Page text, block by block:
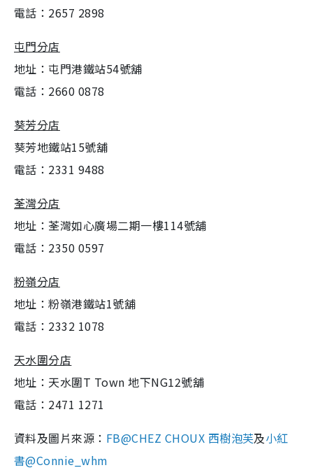
電話：2657 2898
屯門分店
地址：屯門港鐵站54號舖
電話：2660 0878
葵芳分店
葵芳地鐵站15號舖
電話：2331 9488
荃灣分店
地址：荃灣如心廣場二期一樓114號舖
電話：2350 0597
粉嶺分店
地址：粉嶺港鐵站1號舖
電話：2332 1078
天水圍分店
地址：天水圍T Town 地下NG12號舖
電話：2471 1271
資料及圖片來源： FB@CHEZ CHOUX 西樹泡芙及小紅
書@Connie_whm